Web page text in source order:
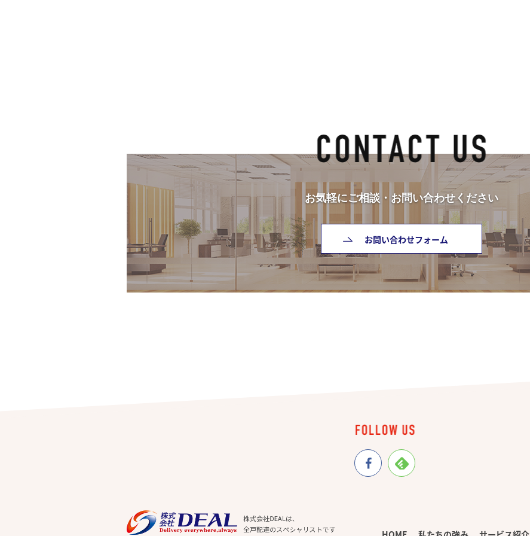
お気軽にご相談・お問い合わせください
お問い合わせフォーム